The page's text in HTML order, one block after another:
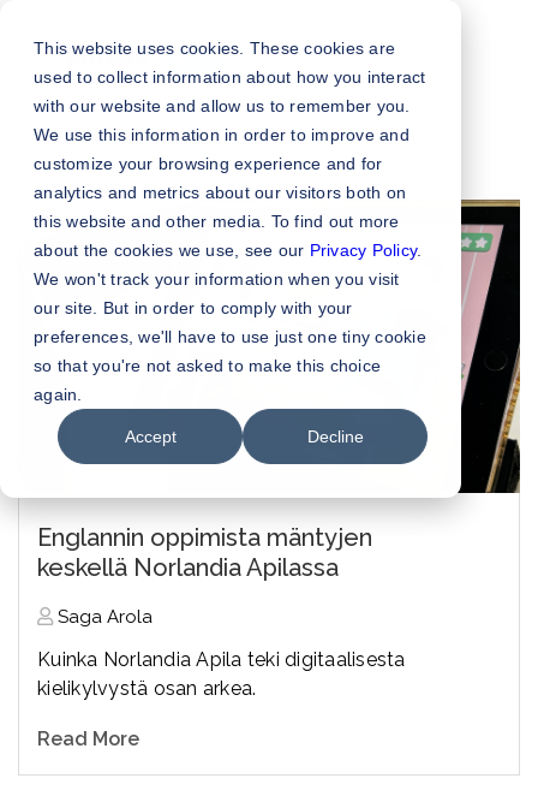
This website uses cookies. These cookies are
used to collect information about how you interact
with our website and allow us to remember you.
We use this information in order to improve and
customize your browsing experience and for
analytics and metrics about our visitors both on
this website and other media. To find out more
about the cookies we use, see our Privacy Policy.
We won't track your information when you visit
our site. But in order to comply with your
preferences, we'll have to use just one tiny cookie
so that you're not asked to make this choice
again.
Accept Decline
Englannin oppimista mäntyjen
keskellä Norlandia Apilassa
Saga Arola
Kuinka Norlandia Apila teki digitaalisesta
kielikylvystä osan arkea.
Read More